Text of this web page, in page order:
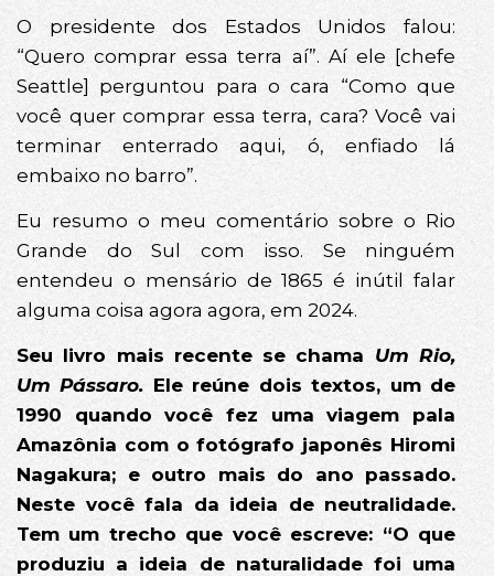
O presidente dos Estados Unidos falou:
“Quero comprar essa terra aí”. Aí ele [chefe
Seattle] perguntou para o cara “Como que
você quer comprar essa terra, cara? Você vai
terminar enterrado aqui, ó, enfiado lá
embaixo no barro”.
Eu resumo o meu comentário sobre o Rio
Grande do Sul com isso. Se ninguém
entendeu o mensário de 1865 é inútil falar
alguma coisa agora agora, em 2024.
Seu livro mais recente se chama Um Rio,
Um Pássaro. Ele reúne dois textos, um de
1990 quando você fez uma viagem pala
Amazônia com o fotógrafo japonês Hiromi
Nagakura; e outro mais do ano passado.
Neste você fala da ideia de neutralidade.
Tem um trecho que você escreve: “O que
produziu a ideia de naturalidade foi uma